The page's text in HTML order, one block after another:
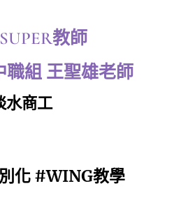
教師
職組 王聖雄老師
水商工
化 #WING教學